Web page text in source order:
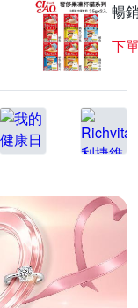
暢
下